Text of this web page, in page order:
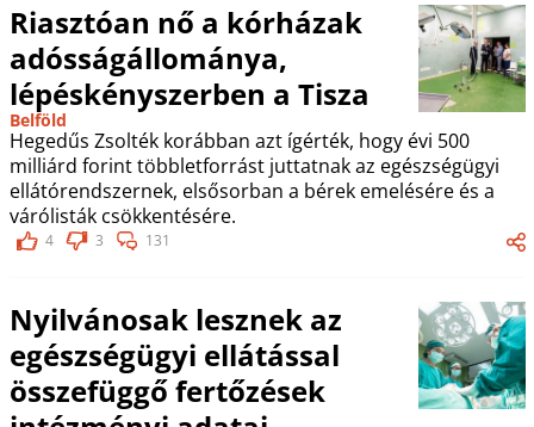
Riasztóan nő a kórházak
adósságállománya,
lépéskényszerben a Tisza
Belföld
Hegedűs Zsolték korábban azt ígérték, hogy évi 500
milliárd forint többletforrást juttatnak az egészségügyi
ellátórendszernek, elsősorban a bérek emelésére és a
várólisták csökkentésére.
4 3 131
Nyilvánosak lesznek az
egészségügyi ellátással
összefüggő fertőzések